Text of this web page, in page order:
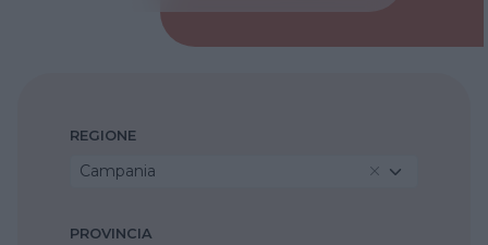
REGIONE
Campania
PROVINCIA